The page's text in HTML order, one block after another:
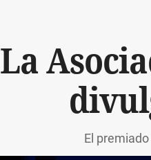
La
El